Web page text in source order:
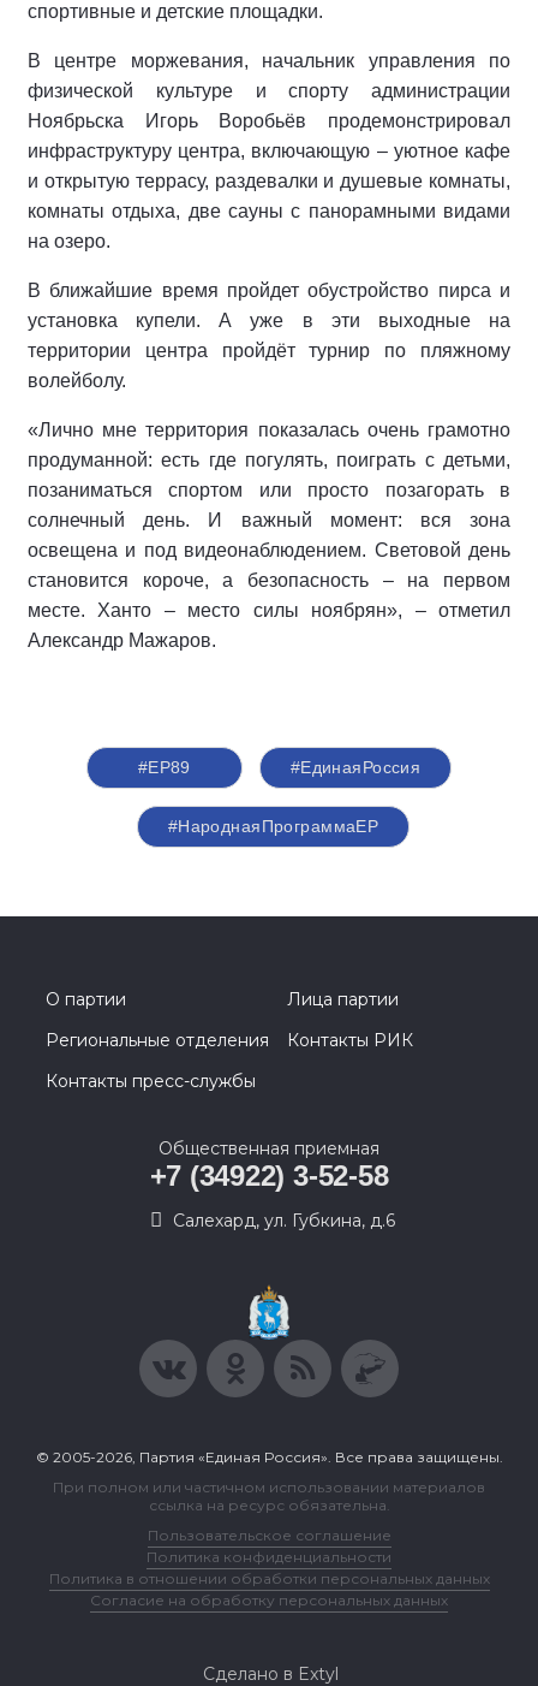
спортивные и детские площадки.
В центре моржевания, начальник управления по
физической культуре и спорту администрации
Ноябрьска Игорь Воробьёв продемонстрировал
инфраструктуру центра, включающую – уютное кафе
и открытую террасу, раздевалки и душевые комнаты,
комнаты отдыха, две сауны с панорамными видами
на озеро.
В ближайшие время пройдет обустройство пирса и
установка купели. А уже в эти выходные на
территории центра пройдёт турнир по пляжному
волейболу.
«Лично мне территория показалась очень грамотно
продуманной: есть где погулять, поиграть с детьми,
позаниматься спортом или просто позагорать в
солнечный день. И важный момент: вся зона
освещена и под видеонаблюдением. Световой день
становится короче, а безопасность – на первом
месте. Ханто – место силы ноябрян», – отметил
Александр Мажаров.
#ЕР89 #‎ЕдинаяРоссия
#НароднаяПрограммаЕР
О партии
Лица партии
Региональные отделения
Контакты РИК
Контакты пресс-службы
Общественная приемная
+7 (34922) 3-52-58
Салехард, ул. Губкина, д.6
© 2005-2026, Партия «Единая Россия». Все права защищены.
При полном или частичном использовании материалов
ссылка на ресурс обязательна.
Пользовательское соглашение
Политика конфиденциальности
Политика в отношении обработки персональных данных
Согласие на обработку персональных данных
Сделано в Extyl